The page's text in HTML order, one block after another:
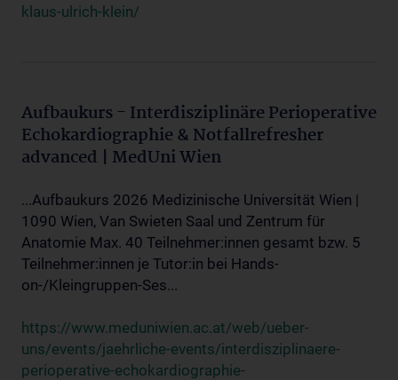
klaus-ulrich-klein/
Aufbaukurs - Interdisziplinäre Perioperative
Echokardiographie & Notfallrefresher
advanced | MedUni Wien
...Aufbaukurs 2026 Medizinische Universität Wien |
1090 Wien, Van Swieten Saal und Zentrum für
Anatomie Max. 40 Teilnehmer:innen gesamt bzw. 5
Teilnehmer:innen je Tutor:in bei Hands-
on-/Kleingruppen-Ses...
https://www.meduniwien.ac.at/web/ueber-
uns/events/jaehrliche-events/interdisziplinaere-
perioperative-echokardiographie-